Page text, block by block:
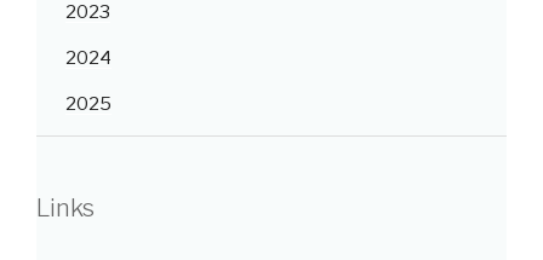
2023
2024
2025
Links